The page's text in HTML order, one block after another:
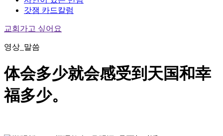
갓잼 카드칼럼
교회가고 싶어요
영상_말씀
体会多少就会感受到天国和幸
福多少。